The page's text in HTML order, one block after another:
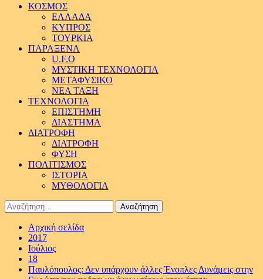
ΚΟΣΜΟΣ
ΕΛΛΑΔΑ
ΚΥΠΡΟΣ
ΤΟΥΡΚΙΑ
ΠΑΡΑΞΕΝΑ
U.F.O
ΜΥΣΤΙΚΗ ΤΕΧΝΟΛΟΓΙΑ
ΜΕΤΑΦΥΣΙΚΟ
ΝΕΑ ΤΑΞΗ
ΤΕΧΝΟΛΟΓΙΑ
ΕΠΙΣΤΗΜΗ
ΔΙΑΣΤΗΜΑ
ΔΙΑΤΡΟΦΗ
ΔΙΑΤΡΟΦΗ
ΦΥΣΗ
ΠΟΛΙΤΙΣΜΟΣ
ΙΣΤΟΡΙΑ
ΜΥΘΟΛΟΓΙΑ
Αναζήτηση
για:
Αρχική σελίδα
2017
Ιούλιος
18
Παυλόπουλος: Δεν υπάρχουν άλλες Ένοπλες Δυνάμεις στην